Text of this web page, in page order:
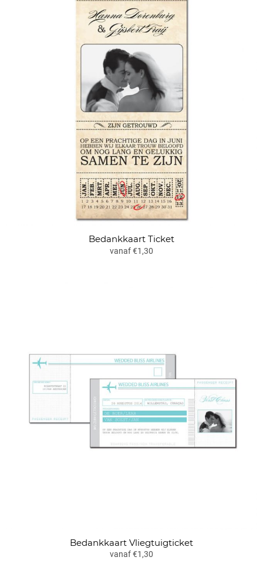
Bedankkaart Ticket
vanaf €1,30
Bedankkaart Vliegtuigticket
vanaf €1,30